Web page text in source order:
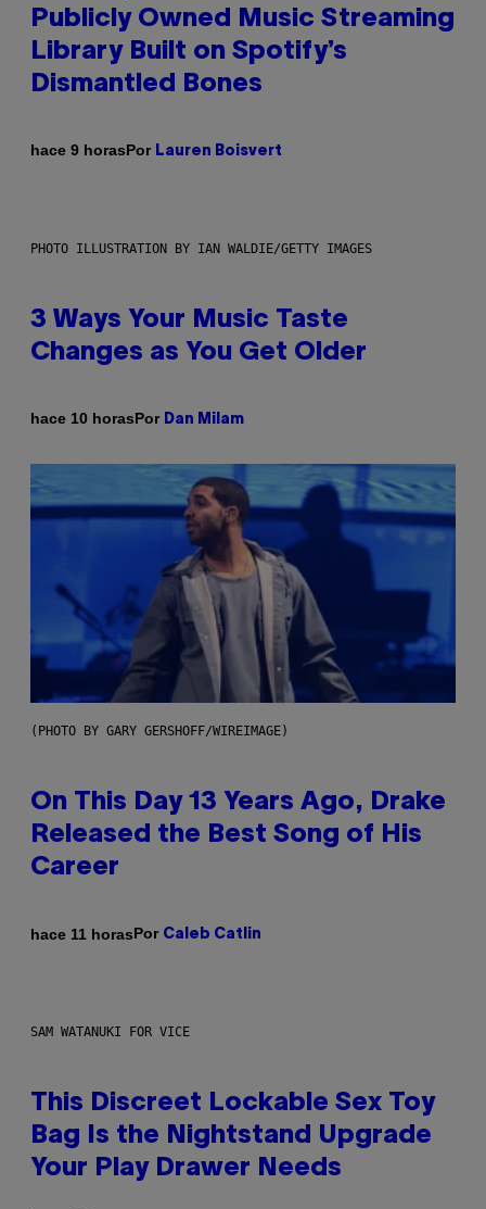
Publicly Owned Music Streaming
Library Built on Spotify’s
Dismantled Bones
hace 9 horasPor Lauren Boisvert
PHOTO ILLUSTRATION BY IAN WALDIE/GETTY IMAGES
3 Ways Your Music Taste
Changes as You Get Older
hace 10 horasPor Dan Milam
(PHOTO BY GARY GERSHOFF/WIREIMAGE)
On This Day 13 Years Ago, Drake
Released the Best Song of His
Career
hace 11 horasPor Caleb Catlin
SAM WATANUKI FOR VICE
This Discreet Lockable Sex Toy
Bag Is the Nightstand Upgrade
Your Play Drawer Needs